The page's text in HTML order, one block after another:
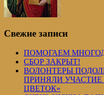
Свежие записи
ПОМОГАЕМ
СБОР ЗАКРЫТ!
ВОЛОНТЕРЫ
ПРИНЯЛИ УЧАСТИЕ
ЦВЕТОК»